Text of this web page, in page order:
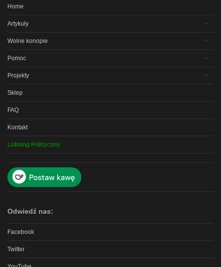
Home
Artykuły
Wolne konopie
Pomoc
Projekty
Sklep
FAQ
Kontakt
Lobbing Polityczny
Odwiedź nas:
Facebook
Twitter